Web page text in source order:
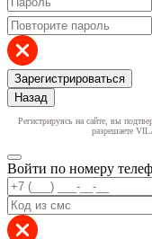
Зарегистрироваться
Назад
Регистрируясь на сайте, вы
разрешаете
Войти по номеру